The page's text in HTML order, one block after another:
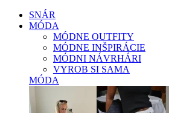
SNÁR
MÓDA
MÓDNE OUTFITY
MÓDNE INŠPIRÁCIE
MÓDNI NÁVRHÁRI
VYROB SI SAMA
MÓDA